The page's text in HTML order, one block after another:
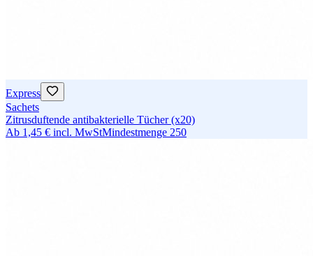
Express
Sachets
Zitrusduftende antibakterielle Tücher (x20)
Ab 1,45 € incl. MwStMindestmenge 250